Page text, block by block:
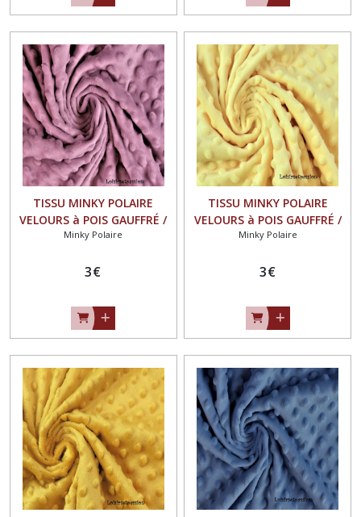
TISSU MINKY POLAIRE
VELOURS à POIS GAUFFRÉ /
VIEUX ROSE - OEKO-TEX
Minky Polaire
3€
TISSU MINKY POLAIRE
VELOURS à POIS GAUFFRÉ /
JAUNE CLAIR - OEKO-TEX
Minky Polaire
3€